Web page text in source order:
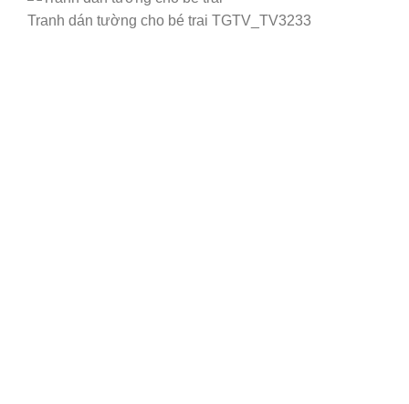
Tranh dán tường cho bé trai TGTV_TV3233